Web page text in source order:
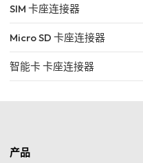
SIM 卡座连接器
Micro SD 卡座连接器
智能卡 卡座连接器
产品